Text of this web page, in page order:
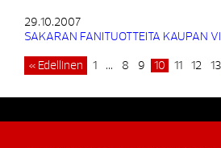
29.10.2007
SAKARAN FANITUOTTEITA KAUPAN
« Edellinen 1 … 8 9 10 11 12 13